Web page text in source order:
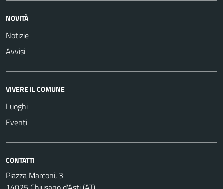
NOVITÀ
Notizie
Avvisi
VIVERE IL COMUNE
Luoghi
Eventi
CONTATTI
Piazza Marconi, 3